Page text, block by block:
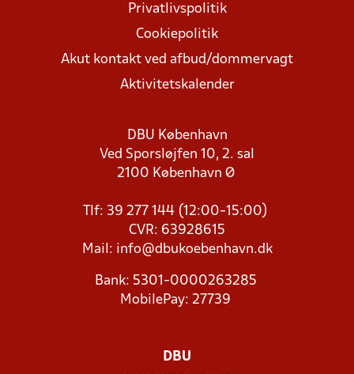
Privatlivspolitik
Cookiepolitik
Akut kontakt ved afbud/dommervagt
Aktivitetskalender
DBU København
Ved Sporsløjfen 10, 2. sal
2100 København Ø
Tlf: 39 277 144 (12:00-15:00)
CVR: 63928615
Mail: info@dbukoebenhavn.dk
Bank: 5301-0000263285
MobilePay: 27739
DBU